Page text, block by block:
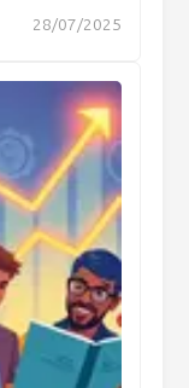
28/07/2025